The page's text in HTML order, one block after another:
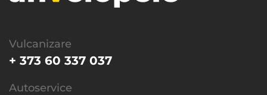
Vulcanizare
+ 373 60 337 037
Autoservice